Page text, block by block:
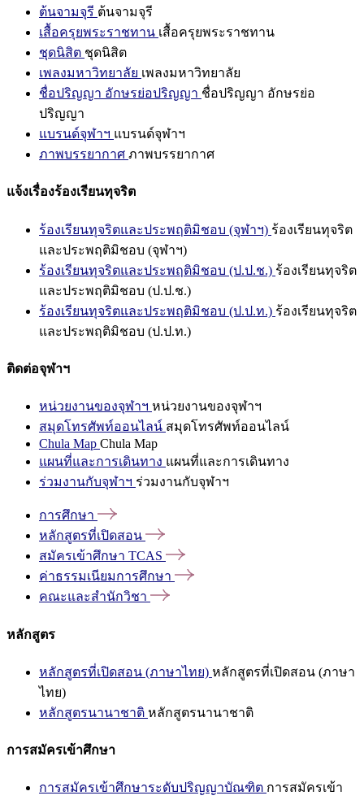
ต้นจามจุรี ต้นจามจุรี
เสื้อครุยพระราชทาน เสื้อครุยพระราชทาน
ชุดนิสิต ชุดนิสิต
เพลงมหาวิทยาลัย เพลงมหาวิทยาลัย
ชื่อปริญญา อักษรย่อปริญญา ชื่อปริญญา อักษรย่อ
ปริญญา
แบรนด์จุฬาฯ แบรนด์จุฬาฯ
ภาพบรรยากาศ ภาพบรรยากาศ
แจ้งเรื่องร้องเรียนทุจริต
ร้องเรียนทุจริตและประพฤติมิชอบ (จุฬาฯ) ร้องเรียนทุจริต
และประพฤติมิชอบ (จุฬาฯ)
ร้องเรียนทุจริตและประพฤติมิชอบ (ป.ป.ช.) ร้องเรียนทุจริต
และประพฤติมิชอบ (ป.ป.ช.)
ร้องเรียนทุจริตและประพฤติมิชอบ (ป.ป.ท.) ร้องเรียนทุจริต
และประพฤติมิชอบ (ป.ป.ท.)
ติดต่อจุฬาฯ
หน่วยงานของจุฬาฯ หน่วยงานของจุฬาฯ
สมุดโทรศัพท์ออนไลน์ สมุดโทรศัพท์ออนไลน์
Chula Map Chula Map
แผนที่และการเดินทาง แผนที่และการเดินทาง
ร่วมงานกับจุฬาฯ ร่วมงานกับจุฬาฯ
การศึกษา
หลักสูตรที่เปิดสอน
สมัครเข้าศึกษา TCAS
ค่าธรรมเนียมการศึกษา
คณะและสำนักวิชา
หลักสูตร
หลักสูตรที่เปิดสอน (ภาษาไทย) หลักสูตรที่เปิดสอน (ภาษา
ไทย)
หลักสูตรนานาชาติ หลักสูตรนานาชาติ
การสมัครเข้าศึกษา
การสมัครเข้าศึกษาระดับปริญญาบัณฑิต การสมัครเข้า